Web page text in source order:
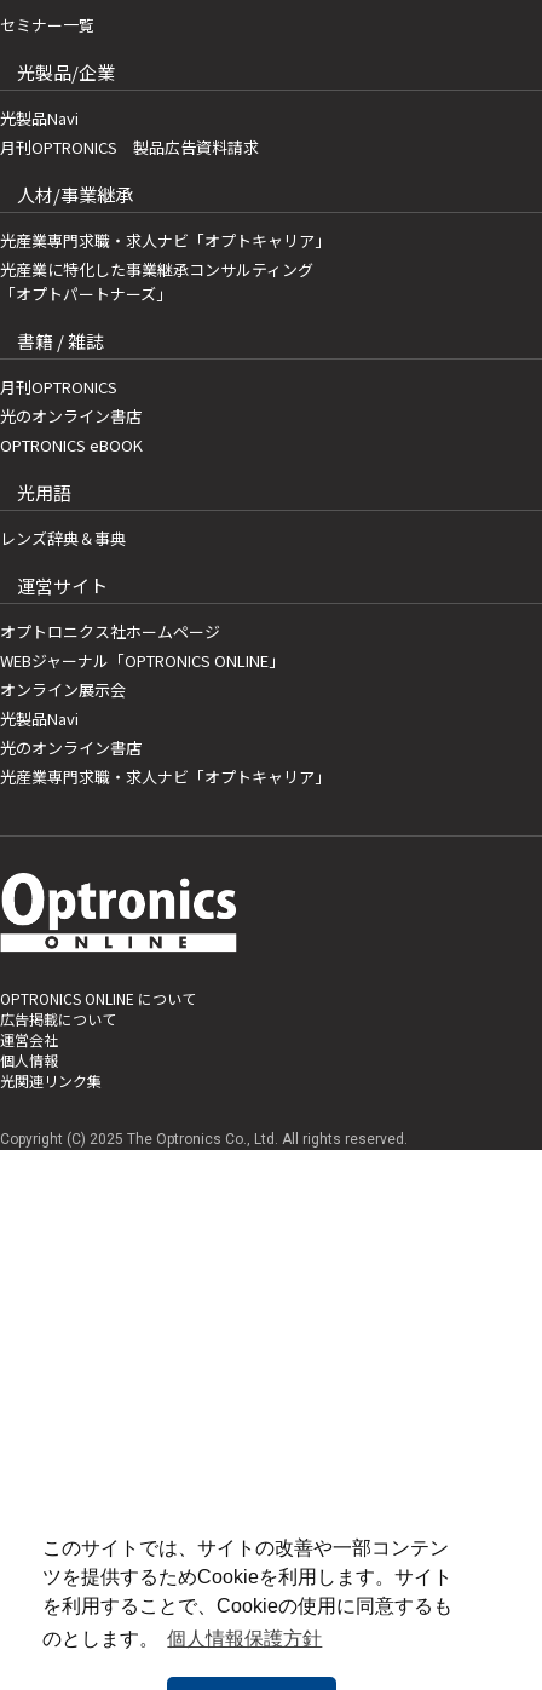
このサイトでは、サイトの改善や一部コンテン
ツを提供するためCookieを利用します。サイト
を利用することで、Cookieの使用に同意するも
のとします。
個人情報保護方針
セミナー一覧
光製品/企業
光製品Navi
月刊OPTRONICS 製品広告資料請求
人材/事業継承
光産業専門求職・求人ナビ「オプトキャリア」
光産業に特化した事業継承コンサルティング
「オプトパートナーズ」
書籍 / 雑誌
月刊OPTRONICS
光のオンライン書店
OPTRONICS eBOOK
光用語
レンズ辞典＆事典
運営サイト
オプトロニクス社ホームページ
WEBジャーナル「OPTRONICS ONLINE」
オンライン展示会
光製品Navi
光のオンライン書店
光産業専門求職・求人ナビ「オプトキャリア」
OPTRONICS ONLINE について
広告掲載について
運営会社
個人情報
光関連リンク集
Copyright (C) 2025 The Optronics Co., Ltd. All rights reserved.